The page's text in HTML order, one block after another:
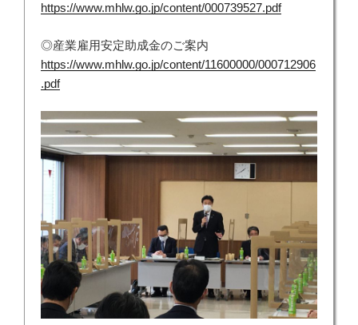
https://www.mhlw.go.jp/content/000739527.pdf
◎産業雇用安定助成金のご案内
https://www.mhlw.go.jp/content/11600000/000712906
.pdf